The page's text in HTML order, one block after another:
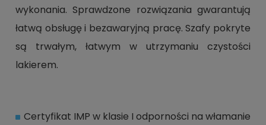
wykonania. Sprawdzone rozwiązania gwarantują
łatwą obsługę i bezawaryjną pracę. Szafy pokryte
są trwałym, łatwym w utrzymaniu czystości
lakierem.
Certyfikat IMP w klasie I odporności na włamanie